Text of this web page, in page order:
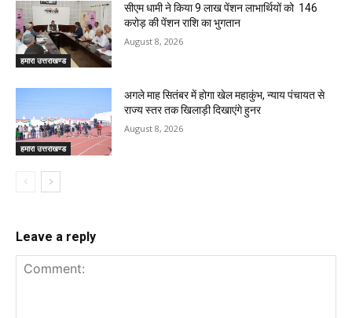
हमारा उत्तराखण्ड
सीएम धामी ने किया 9 लाख पेंशन लाभार्थियों को ₹ 146
करोड़ की पेंशन राशि का भुगतान
August 8, 2026
हमारा उत्तराखण्ड
अगले माह सितंबर में होगा खेल महाकुंभ, न्याय पंचायत से
राज्य स्तर तक खिलाड़ी दिखाएंगे हुनर
August 8, 2026
Leave a reply